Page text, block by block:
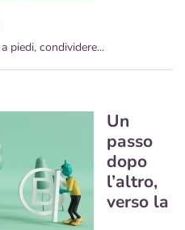
piedi, condividere...
Un
passo
dopo
l’altro,
verso la